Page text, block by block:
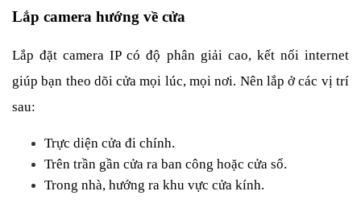
Lắp camera hướng về cửa
Lắp đặt camera IP có độ phân giải cao, kết nối internet
giúp bạn theo dõi cửa mọi lúc, mọi nơi. Nên lắp ở các vị trí
sau:
Trực diện cửa đi chính.
Trên trần gần cửa ra ban công hoặc cửa sổ.
Trong nhà, hướng ra khu vực cửa kính.